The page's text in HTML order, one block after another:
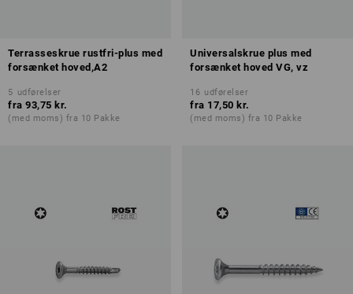
Terrasseskrue rustfri-plus med
forsænket hoved,A2
5 udførelser
fra 93,75 kr.
(med moms) fra 10 Pakke
Universalskrue plus med
forsænket hoved VG, vz
16 udførelser
fra 17,50 kr.
(med moms) fra 10 Pakke